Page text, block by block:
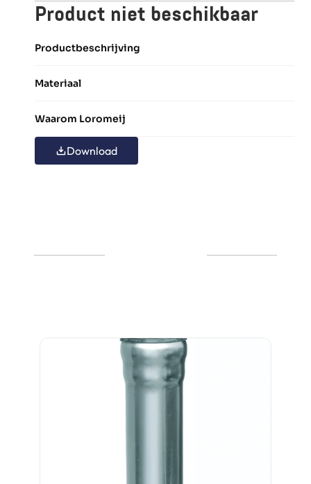
Product niet beschikbaar
Productbeschrijving
Materiaal
Waarom Loromeij
Download